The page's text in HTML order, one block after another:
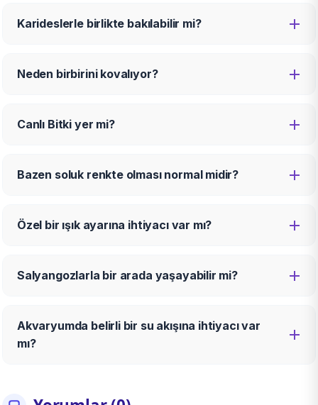
Karideslerle birlikte bakılabilir mi?
Neden birbirini kovalıyor?
Canlı Bitki yer mi?
Bazen soluk renkte olması normal midir?
Özel bir ışık ayarına ihtiyacı var mı?
Salyangozlarla bir arada yaşayabilir mi?
Akvaryumda belirli bir su akışına ihtiyacı var
mı?